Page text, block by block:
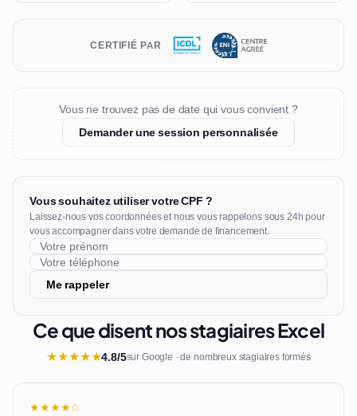
CERTIFIÉ PAR
Vous ne trouvez pas de date qui vous convient ?
Demander une session personnalisée
Vous souhaitez utiliser votre CPF ?
Laissez-nous vos coordonnées et nous vous rappelons sous 24h pour
vous accompagner dans votre demande de financement.
Me rappeler
Ce que disent nos stagiaires Excel
★★★★★4.8/5sur Google · de nombreux stagiaires formés
★★★★☆